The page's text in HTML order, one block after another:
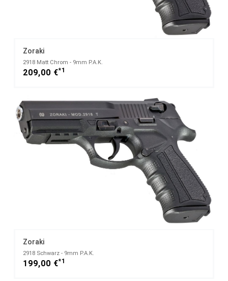
Zoraki
2918 Matt Chrom - 9mm P.A.K.
209,00 €*1
Zoraki
2918 Schwarz - 9mm P.A.K.
199,00 €*1